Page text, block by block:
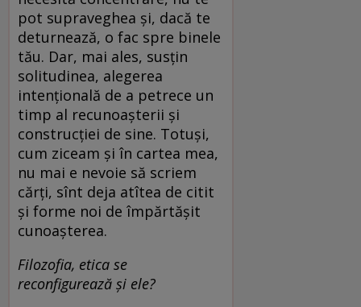
pot supraveghea și, dacă te
deturnează, o fac spre binele
tău. Dar, mai ales, susțin
solitudinea, alegerea
intențională de a petrece un
timp al recunoașterii și
construcției de sine. Totuși,
cum ziceam și în cartea mea,
nu mai e nevoie să scriem
cărți, sînt deja atîtea de citit
și forme noi de împărtășit
cunoașterea.
Filozofia, etica se
reconfigurează și ele?